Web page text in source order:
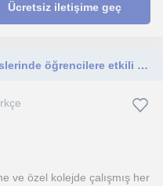
Ücretsiz iletişime geç
LGS-YKS Türkçe ve edebiyat derslerinde öğrencilere etkili öğrenme ve kalıcı öğrenme teknikleriyle destek oluyoruz
ve özel kolejde çalışmış her